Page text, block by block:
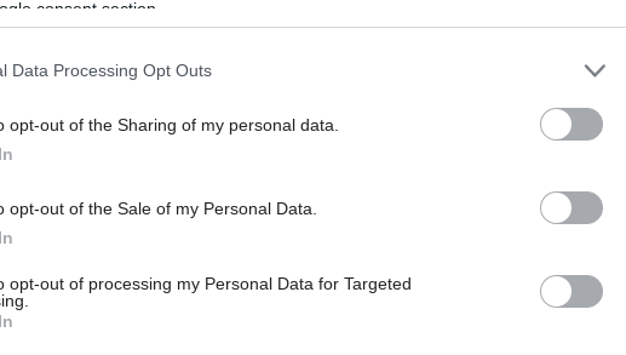
consent section.
Data Processing Opt Outs
opt-out of the Sharing of my personal data.
opt-out of the Sale of my Personal Data.
opt-out of processing my Personal Data for Targeted
iné materiály, bol by fajn.